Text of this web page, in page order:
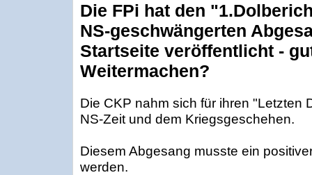
Die FPi hat den
NS-geschwängerten
Startseite veröffentlicht -
Weitermachen?
Die CKP nahm sich für ihren "Letzten
NS-Zeit und dem Kriegsgeschehen.
Diesem Abgesang musste ein
werden.